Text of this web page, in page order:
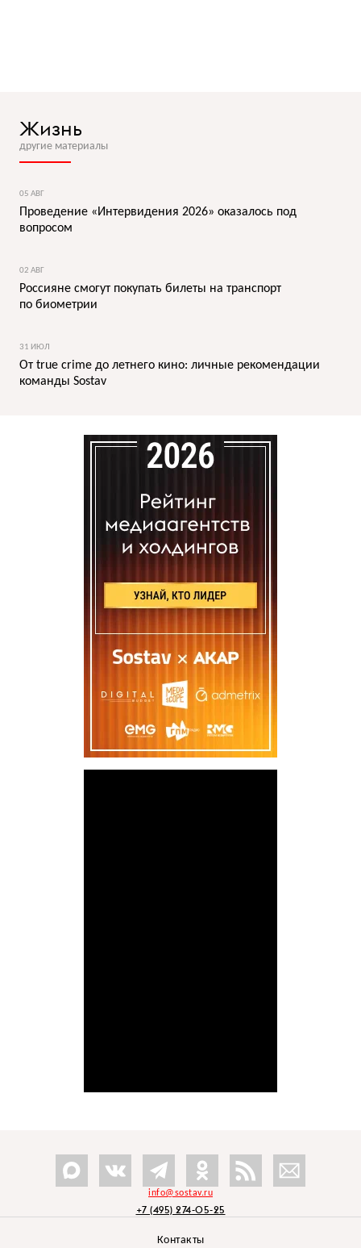
Жизнь
другие материалы
05 АВГ
Проведение «Интервидения 2026» оказалось под
вопросом
02 АВГ
Россияне смогут покупать билеты на транспорт
по биометрии
31 ИЮЛ
От true crime до летнего кино: личные рекомендации
команды Sostav
info@sostav.ru
+7 (495) 274-05-25
Контакты